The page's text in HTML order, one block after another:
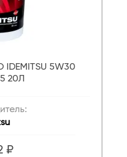
5W30
20Л
₽